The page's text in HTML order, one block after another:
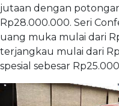
jutaan dengan
Rp28.000.000. Seri
uang muka mulai dari
terjangkau mulai dari
spesial sebesar